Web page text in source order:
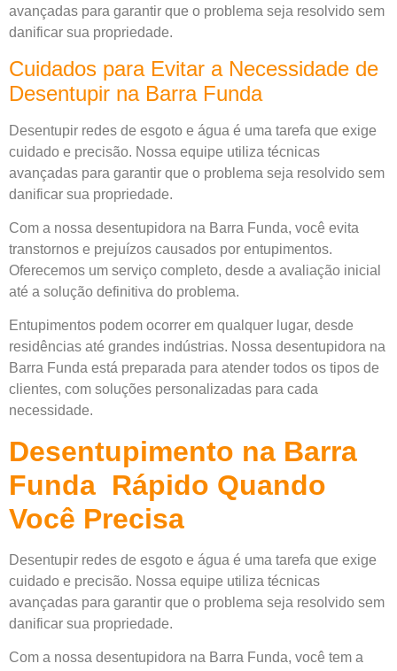
avançadas para garantir que o problema seja resolvido sem
danificar sua propriedade.
Cuidados para Evitar a Necessidade de
Desentupir na Barra Funda
Desentupir redes de esgoto e água é uma tarefa que exige
cuidado e precisão. Nossa equipe utiliza técnicas
avançadas para garantir que o problema seja resolvido sem
danificar sua propriedade.
Com a nossa desentupidora na Barra Funda, você evita
transtornos e prejuízos causados por entupimentos.
Oferecemos um serviço completo, desde a avaliação inicial
até a solução definitiva do problema.
Entupimentos podem ocorrer em qualquer lugar, desde
residências até grandes indústrias. Nossa desentupidora na
Barra Funda está preparada para atender todos os tipos de
clientes, com soluções personalizadas para cada
necessidade.
Desentupimento na Barra
Funda Rápido Quando
Você Precisa
Desentupir redes de esgoto e água é uma tarefa que exige
cuidado e precisão. Nossa equipe utiliza técnicas
avançadas para garantir que o problema seja resolvido sem
danificar sua propriedade.
Com a nossa desentupidora na Barra Funda, você tem a